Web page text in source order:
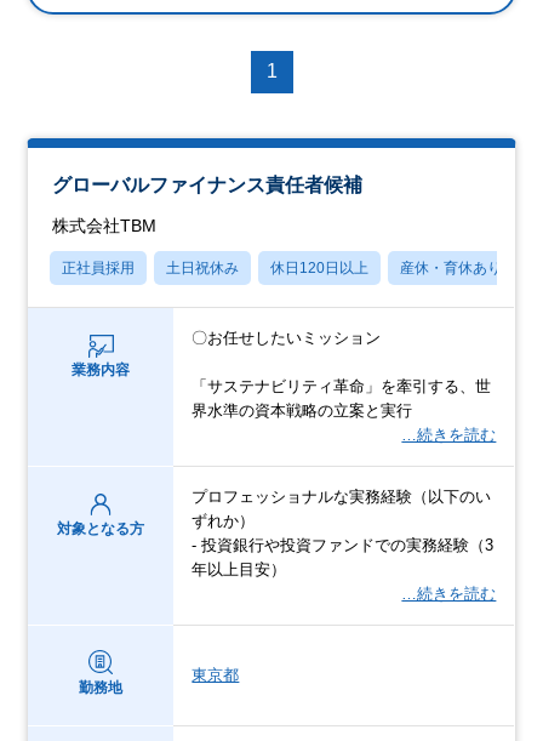
1
グローバルファイナンス責任者候補
株式会社TBM
正社員採用 土日祝休み 休日120日以上 産休・育休あり
業務内容
〇お任せしたいミッション
「サステナビリティ革命」を牽引する、世
界水準の資本戦略の立案と実行
…続きを読む
対象となる方
プロフェッショナルな実務経験（以下のい
ずれか）
- 投資銀行や投資ファンドでの実務経験（3
年以上目安）
…続きを読む
勤務地
東京都